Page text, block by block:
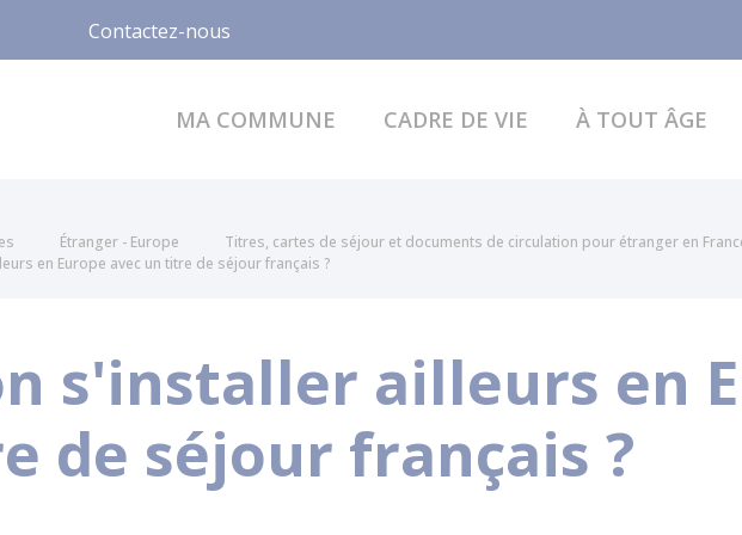
Contactez-nous
MA COMMUNE CADRE DE VIE À TOUT ÂGE
Étranger - Europe
Titres, cartes de séjour et documents de circulation pour étranger en
en Europe avec un titre de séjour français ?
s'installer ailleurs en
de séjour français ?